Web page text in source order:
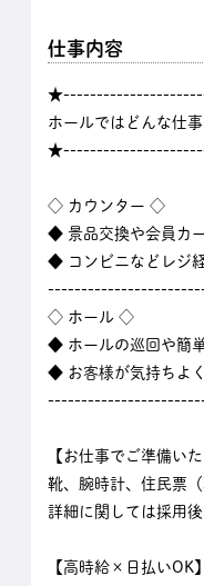
仕事内容
ホールではどんな仕
◇ カウンター ◇
◆ 景品交換や会員カ
◆ コンビニなどレジ
◇ ホール ◇
◆ ホールの巡回や簡
◆ お客様が気持ちよ
【お仕事でご準備い
靴、腕時計、住民票
詳細に関しては採用
【高時給×日払いOK】